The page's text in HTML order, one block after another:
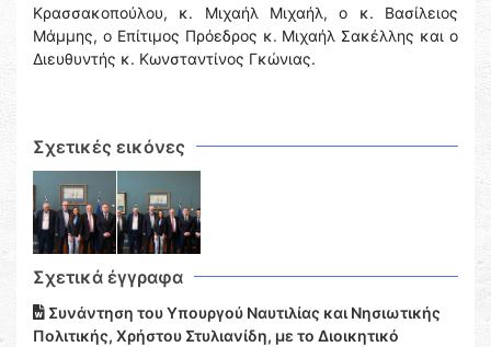
Κρασσακοπούλου, κ. Μιχαήλ Μιχαήλ, ο κ. Βασίλειος
Μάμμης, ο Επίτιμος Πρόεδρος κ. Μιχαήλ Σακέλλης και ο
Διευθυντής κ. Κωνσταντίνος Γκώνιας.
Σχετικές εικόνες
Σχετικά έγγραφα
Συνάντηση του Υπουργού Ναυτιλίας και Νησιωτικής
Πολιτικής, Χρήστου Στυλιανίδη, με το Διοικητικό